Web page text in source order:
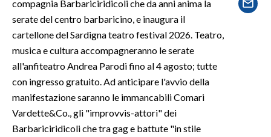
SALUTE
SARDEGNA TURISMO
SARDI NEL MONDO
NOTIZIE
EVENTI
#CARAUNIONE
compagnia Barbariciridicoli che da anni anima la
serate del centro barbaricino, e inaugura il
cartellone del Sardigna teatro festival 2026. Teatro,
musica e cultura accompagneranno le serate
all'anfiteatro Andrea Parodi fino al 4 agosto; tutte
con ingresso gratuito. Ad anticipare l'avvio della
manifestazione saranno le immancabili Comari
Vardette&Co., gli "improvvis-attori" dei
Barbariciridicoli che tra gag e battute "in stile